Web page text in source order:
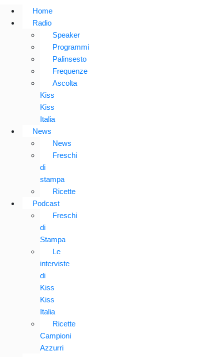
Home
Radio
Speaker
Programmi
Palinsesto
Frequenze
Ascolta
Kiss
Kiss
Italia
News
News
Freschi
di
stampa
Ricette
Podcast
Freschi
di
Stampa
Le
interviste
di
Kiss
Kiss
Italia
Ricette
Campioni
Azzurri